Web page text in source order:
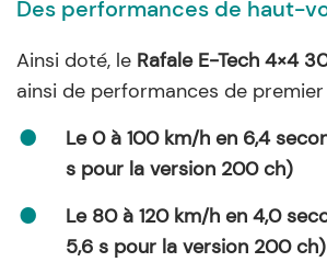
Des performances de haut-
Ainsi doté, le Rafale E-Tech 4×4
ainsi de performances de
Le 0 à 100 km/h en 6,4
s pour la version 200 ch)
Le 80 à 120 km/h en 4,0
5,6 s pour la version 200 ch)